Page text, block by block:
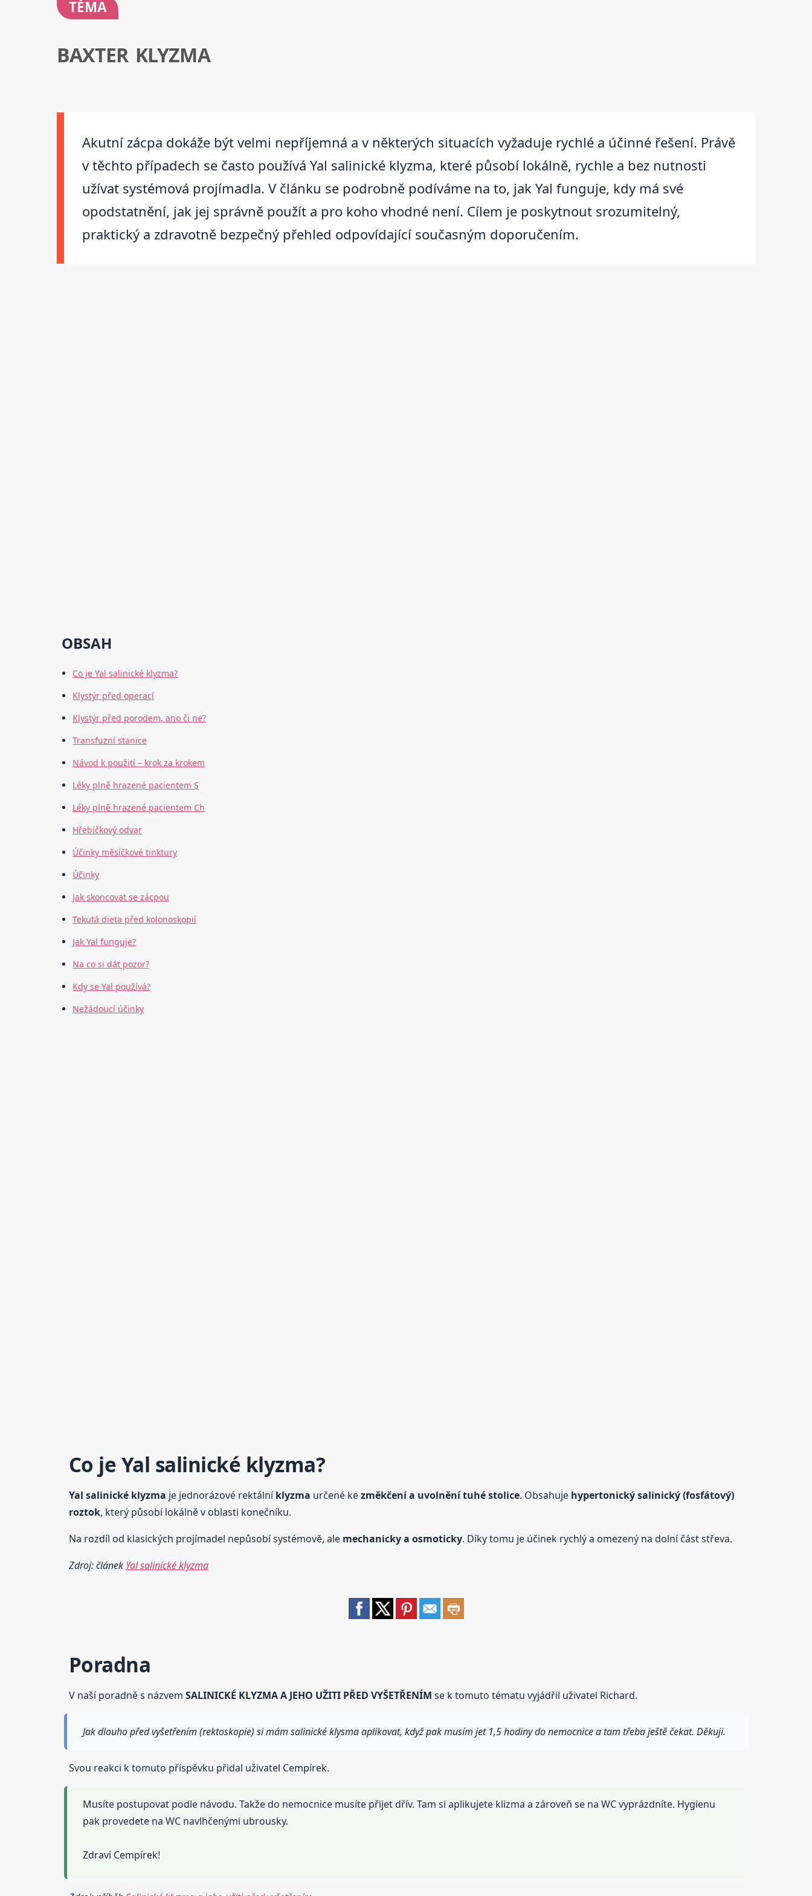
TÉMA
BAXTER KLYZMA
Akutní zácpa dokáže být velmi nepříjemná a v některých situacích vyžaduje rychlé a účinné řešení. Právě
v těchto případech se často používá Yal salinické klyzma, které působí lokálně, rychle a bez nutnosti
užívat systémová projímadla. V článku se podrobně podíváme na to, jak Yal funguje, kdy má své
opodstatnění, jak jej správně použít a pro koho vhodné není. Cílem je poskytnout srozumitelný,
praktický a zdravotně bezpečný přehled odpovídající současným doporučením.
OBSAH
Co je Yal salinické klyzma?
Klystýr před operací
Klystýr před porodem, ano či ne?
Transfuzní stanice
Návod k použití – krok za krokem
Léky plně hrazené pacientem S
Léky plně hrazené pacientem Ch
Hřebíčkový odvar
Účinky měsíčkové tinktury
Účinky
Jak skoncovat se zácpou
Tekutá dieta před kolonoskopií
Jak Yal funguje?
Na co si dát pozor?
Kdy se Yal používá?
Nežádoucí účinky
Co je Yal salinické klyzma?
Yal salinické klyzma je jednorázové rektálníklyzma určené kezměkčení a uvolnění tuhé stolice. Obsahuje hypertonický salinický (fosfátový)
roztok, který působí lokálně v oblasti konečníku.
Na rozdíl od klasických projímadel nepůsobí systémově, ale mechanicky a osmoticky. Díky tomu je účinek rychlý a omezený na dolní část střeva.
Zdroj: článek Yal salinické klyzma
Poradna
V naší poradně s názvem SALINICKÉ KLYZMA A JEHO UŽITI PŘED VYŠETŘENÍM se k tomuto tématu vyjádřil uživatel Richard.
Jak dlouho před vyšetřením (rektoskopie) si mám salinické klysma aplikovat, když pak musím jet 1,5 hodiny do nemocnice a tam třeba ještě čekat. Děkuji.
Svou reakci k tomuto příspěvku přidal uživatel Cempírek.
Musíte postupovat podle návodu. Takže do nemocnice musíte přijet dřív. Tam si aplikujete klizma a zároveň se na WC vyprázdníte. Hygienu
pak provedete na WC navlhčenými ubrousky.
Zdraví Cempírek!